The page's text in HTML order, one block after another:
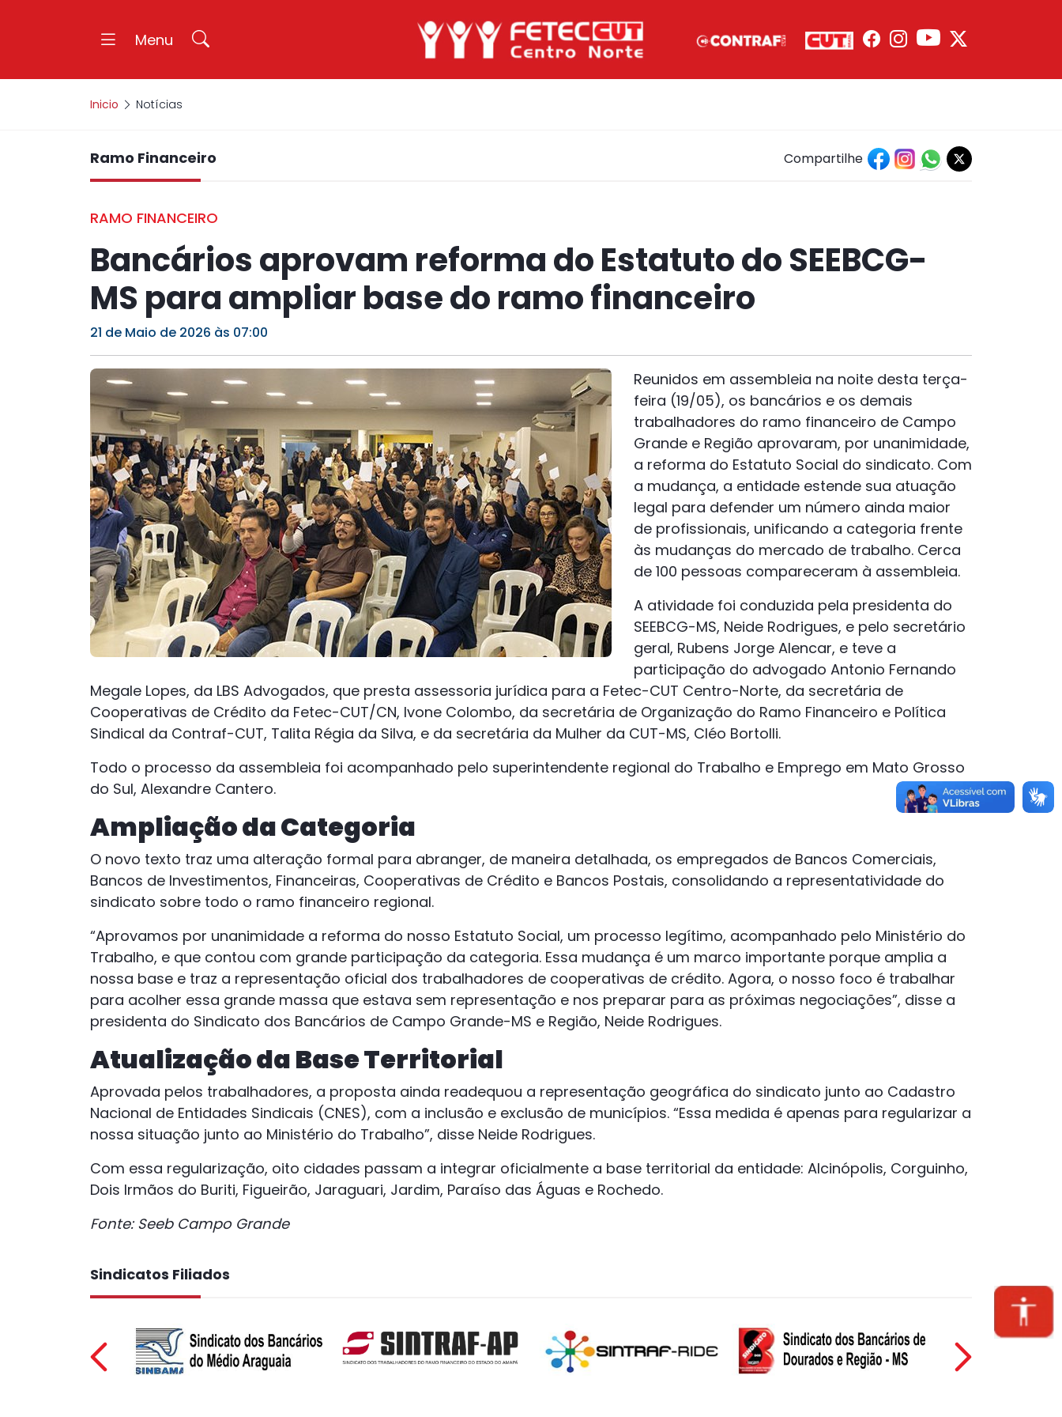
Menu
Inicio Notícias
Ramo Financeiro Compartilhe
RAMO FINANCEIRO
Bancários aprovam reforma do Estatuto do SEEBCG-
MS para ampliar base do ramo financeiro
21 de Maio de 2026 às 07:00
Reunidos em assembleia na noite desta terça-
feira (19/05), os bancários e os demais
trabalhadores do ramo financeiro de Campo
Grande e Região aprovaram, por unanimidade,
a reforma do Estatuto Social do sindicato. Com
a mudança, a entidade estende sua atuação
legal para defender um número ainda maior
de profissionais, unificando a categoria frente
às mudanças do mercado de trabalho. Cerca
de 100 pessoas compareceram à assembleia.
A atividade foi conduzida pela presidenta do
SEEBCG-MS, Neide Rodrigues, e pelo secretário
geral, Rubens Jorge Alencar, e teve a
participação do advogado Antonio Fernando
Megale Lopes, da LBS Advogados, que presta assessoria jurídica para a Fetec-CUT Centro-Norte, da secretária de
Cooperativas de Crédito da Fetec-CUT/CN, Ivone Colombo, da secretária de Organização do Ramo Financeiro e Política
Sindical da Contraf-CUT, Talita Régia da Silva, e da secretária da Mulher da CUT-MS, Cléo Bortolli.
Todo o processo da assembleia foi acompanhado pelo superintendente regional do Trabalho e Emprego em Mato Grosso
do Sul, Alexandre Cantero.
Ampliação da Categoria
O novo texto traz uma alteração formal para abranger, de maneira detalhada, os empregados de Bancos Comerciais,
Bancos de Investimentos, Financeiras, Cooperativas de Crédito e Bancos Postais, consolidando a representatividade do
sindicato sobre todo o ramo financeiro regional.
“Aprovamos por unanimidade a reforma do nosso Estatuto Social, um processo legítimo, acompanhado pelo Ministério do
Trabalho, e que contou com grande participação da categoria. Essa mudança é um marco importante porque amplia a
nossa base e traz a representação oficial dos trabalhadores de cooperativas de crédito. Agora, o nosso foco é trabalhar
para acolher essa grande massa que estava sem representação e nos preparar para as próximas negociações”, disse a
presidenta do Sindicato dos Bancários de Campo Grande-MS e Região, Neide Rodrigues.
Atualização da Base Territorial
Aprovada pelos trabalhadores, a proposta ainda readequou a representação geográfica do sindicato junto ao Cadastro
Nacional de Entidades Sindicais (CNES), com a inclusão e exclusão de municípios. “Essa medida é apenas para regularizar a
nossa situação junto ao Ministério do Trabalho”, disse Neide Rodrigues.
Com essa regularização, oito cidades passam a integrar oficialmente a base territorial da entidade: Alcinópolis, Corguinho,
Dois Irmãos do Buriti, Figueirão, Jaraguari, Jardim, Paraíso das Águas e Rochedo.
Fonte: Seeb Campo Grande
Sindicatos Filiados
Previous